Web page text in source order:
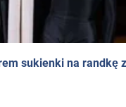
sukienki na randkę